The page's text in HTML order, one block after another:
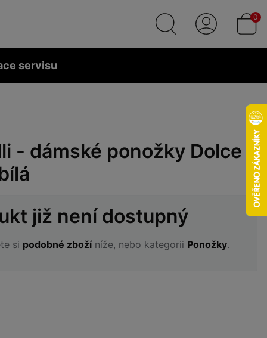
0
servisu
- dámské ponožky Dolce
již není dostupný
si podobné zbožíníže, nebo kategorii Ponožky.